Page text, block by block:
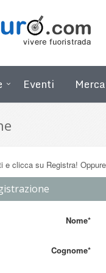
Eventi
e clicca su Registra!
Nome*
Cognome*